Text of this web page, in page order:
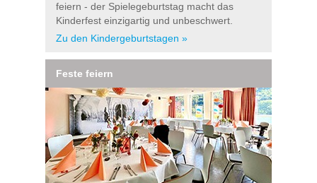
feiern - der Spielegeburtstag macht das
Kinderfest einzigartig und unbeschwert.
Zu den Kindergeburtstagen »
Feste feiern